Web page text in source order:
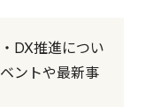
DX推進につい
ントや最新事